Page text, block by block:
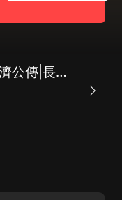
濟公大傳|史上最全濟公傳|長篇神魔評書|致敬經典|達林開講